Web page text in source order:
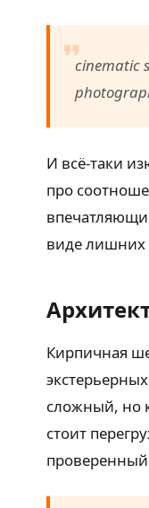
cinematic
И всё-таки
про
виде лишних
Кирпичная
сложный, но
стоит